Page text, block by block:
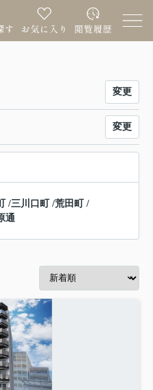
変更
変更
/三川口町/荒田町/
通